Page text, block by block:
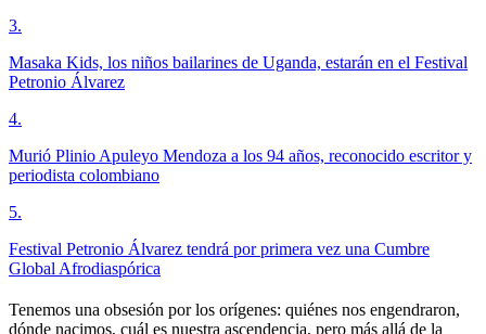
3.
Masaka Kids, los niños bailarines de Uganda, estarán en el Festival
Petronio Álvarez
4.
Murió Plinio Apuleyo Mendoza a los 94 años, reconocido escritor y
periodista colombiano
5.
Festival Petronio Álvarez tendrá por primera vez una Cumbre
Global Afrodiaspórica
Tenemos una obsesión por los orígenes: quiénes nos engendraron,
dónde nacimos, cuál es nuestra ascendencia, pero más allá de la